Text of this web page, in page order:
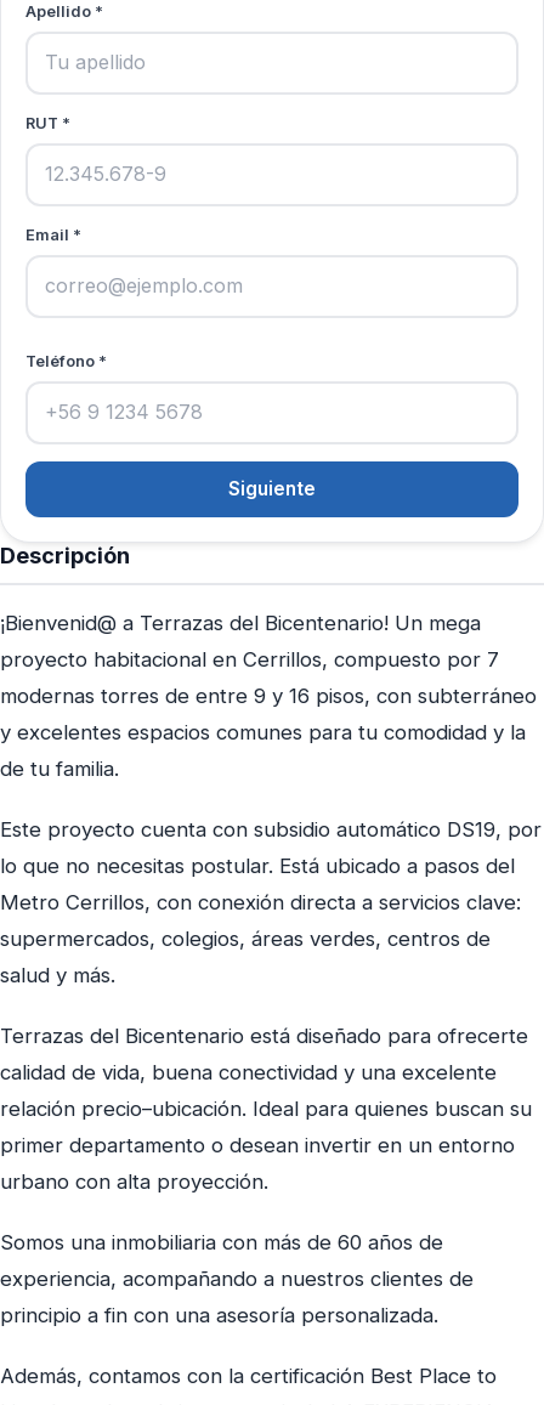
Descripción
¡Bienvenid@ a Terrazas del Bicentenario! Un mega
proyecto habitacional en Cerrillos, compuesto por 7
modernas torres de entre 9 y 16 pisos, con subterráneo
y excelentes espacios comunes para tu comodidad y la
de tu familia.
Este proyecto cuenta con subsidio automático DS19, por
lo que no necesitas postular. Está ubicado a pasos del
Metro Cerrillos, con conexión directa a servicios clave:
supermercados, colegios, áreas verdes, centros de
salud y más.
Terrazas del Bicentenario está diseñado para ofrecerte
calidad de vida, buena conectividad y una excelente
relación precio–ubicación. Ideal para quienes buscan su
primer departamento o desean invertir en un entorno
urbano con alta proyección.
Somos una inmobiliaria con más de 60 años de
experiencia, acompañando a nuestros clientes de
principio a fin con una asesoría personalizada.
Además, contamos con la certificación Best Place to
Apellido *
RUT *
Email *
Teléfono *
Siguiente